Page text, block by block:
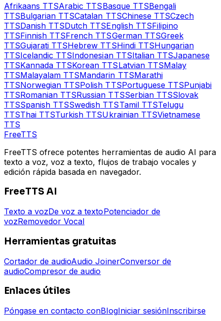
Afrikaans TTSArabic TTSBasqueTTSBengali
TTSBulgarian TTSCatalan TTSChineseTTSCzech
TTSDanish TTSDutch TTSEnglishTTSFilipino
TTSFinnish TTSFrench TTSGermanTTSGreek
TTSGujarati TTSHebrew TTSHindiTTSHungarian
TTSIcelandic TTSIndonesianTTSItalianTTSJapanese
TTSKannada TTSKorean TTSLatvianTTSMalay
TTSMalayalam TTSMandarin TTSMarathi
TTSNorwegian TTSPolish TTSPortugueseTTSPunjabi
TTSRomanian TTSRussian TTSSerbianTTSSlovak
TTSSpanish TTSSwedish TTSTamilTTSTelugu
TTSThai TTSTurkish TTSUkrainianTTSVietnamese
TTS
FreeTTS
FreeTTS ofrece potentes herramientas de audio AI para
texto a voz, voz a texto, flujos de trabajo vocales y
edición rápida basada en navegador.
FreeTTS AI
Texto a vozDe voz a textoPotenciador de
vozRemovedor Vocal
Herramientas gratuitas
Cortador de audioAudio JoinerConversor de
audioCompresor de audio
Enlaces útiles
Póngase en contacto conBlogIniciar sesiónInscribirse